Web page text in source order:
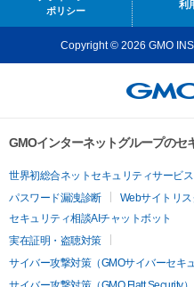
ポリシー
利
Copyright © 2026 GMO
GMOインターネットグループのセ
世界初総合ネットセキュリティサービス
パスワード漏洩診断
Webサイトリ
セキュリティ相談AIチャットボット
実在証明・盗聴対策
サイバー攻撃対策（GMOサイバーセキ